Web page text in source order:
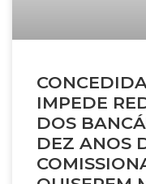
IMPEDE
DOS
DEZ ANOS